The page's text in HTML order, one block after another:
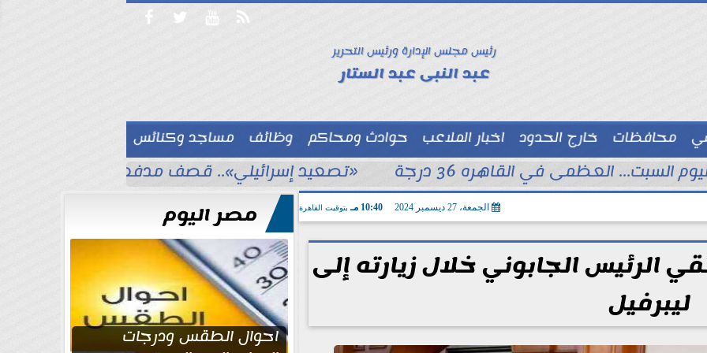
   
رئيس مجلس الإدارة ورئيس التحرير
عبد النبى عبد الستار
محافظات خارج الحدود اخبار الملاعب حوادث ومحاكم وظائف
مساجد وكنائس
توك شو  السبت... العظمى في القاهره 36 درجة «تصعيد إسرائيلي».. قصف مدفعي وتمشيط
الجمعة، 27 ديسمبر 2024 10:40 مـ بتوقيت القاهرة
الرئيس الجابوني خلال زيارته إلى
ليبرفيل
مصر اليوم
احوال الطقس ودرجات